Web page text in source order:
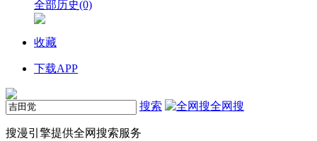
全部历史(0)
收藏
下载APP
搜索 全网搜
搜漫引擎提供全网搜索服务